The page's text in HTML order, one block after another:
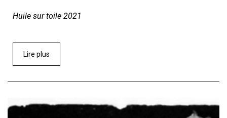
Huile sur toile 2021
Lire plus